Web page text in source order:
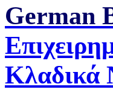
German
Κλαδικά